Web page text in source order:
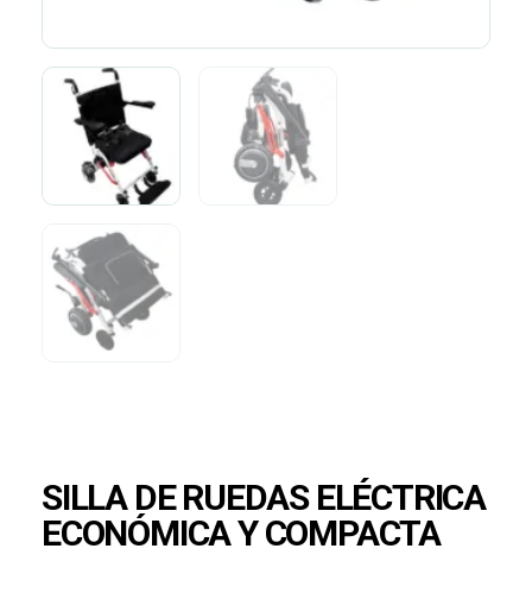
SILLA DE RUEDAS ELÉCTRICA
ECONÓMICA Y COMPACTA